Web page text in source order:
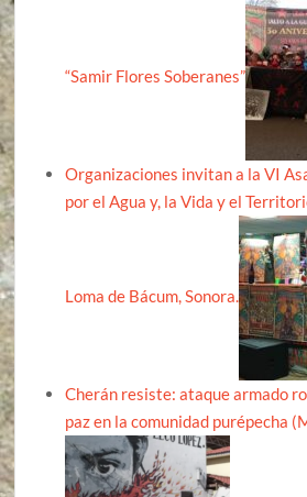
“Samir Flores Soberanes”
Organizaciones invitan a la VI
por el Agua y, la Vida y el
Loma de Bácum, Sonora.
Cherán resiste: ataque armado
paz en la comunidad purépecha